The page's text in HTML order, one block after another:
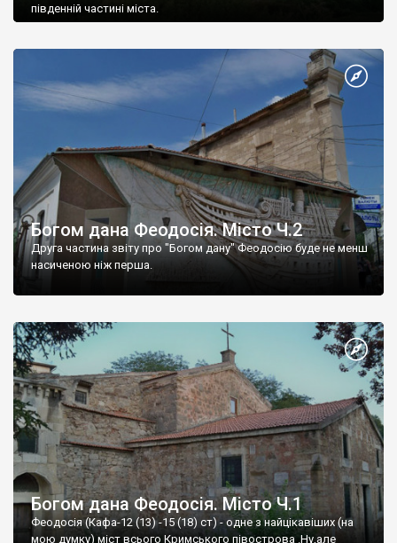
південній частині міста.
Богом дана Феодосія. Місто Ч.2
Друга частина звіту про "Богом дану" Феодосію буде не менш
насиченою ніж перша.
Богом дана Феодосія. Місто Ч.1
Феодосія (Кафа-12 (13) -15 (18) ст) - одне з найцікавіших (на
мою думку) міст всього Кримського півострова .Ну,але